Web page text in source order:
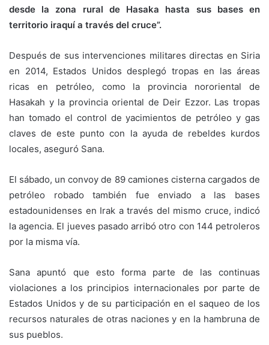
desde la zona rural de Hasaka hasta sus bases en
territorio iraquí a través del cruce”.
Después de sus intervenciones militares directas en Siria
en 2014, Estados Unidos desplegó tropas en las áreas
ricas en petróleo, como la provincia nororiental de
Hasakah y la provincia oriental de Deir Ezzor. Las tropas
han tomado el control de yacimientos de petróleo y gas
claves de este punto con la ayuda de rebeldes kurdos
locales, aseguró Sana.
El sábado, un convoy de 89 camiones cisterna cargados de
petróleo robado también fue enviado a las bases
estadounidenses en Irak a través del mismo cruce, indicó
la agencia. El jueves pasado arribó otro con 144 petroleros
por la misma vía.
Sana apuntó que esto forma parte de las continuas
violaciones a los principios internacionales por parte de
Estados Unidos y de su participación en el saqueo de los
recursos naturales de otras naciones y en la hambruna de
sus pueblos.